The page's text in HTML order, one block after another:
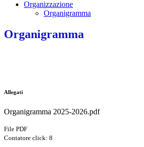
Organizzazione
Organigramma
Organigramma
Allegati
Organigramma 2025-2026.pdf
File PDF
Contatore click: 8